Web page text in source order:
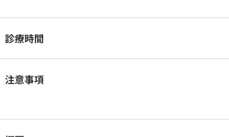
診療時間
注意事項